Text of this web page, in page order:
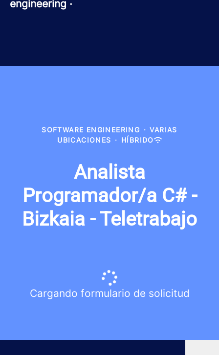
engineering ·
SOFTWARE ENGINEERING · VARIAS
UBICACIONES · HÍBRIDO
Analista
Programador/a C# -
Bizkaia - Teletrabajo
Cargando formulario de solicitud